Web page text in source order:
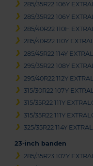
285/35R22 106Y
285/35R22 106Y
285/40R22 110H
285/40R22 110Y
285/45R22 114Y
295/35R22 108Y
295/40R22 112Y
315/30R22 107Y
315/35R22 111Y
315/35R22 111Y
325/35R22 114Y
23-inch banden
285/35R23 107Y